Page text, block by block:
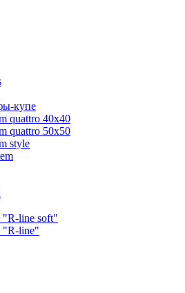
купе
quattro 40x40
quattro 50x50
style
line soft"
"R-line"